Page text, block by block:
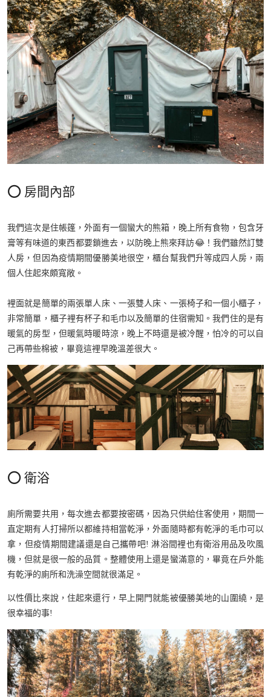
⭕️ 房間內部
我們這次是住帳篷，外面有一個蠻大的熊箱，晚上所有食物，包含牙
膏等有味道的東西都要鎖進去，以防晚上熊來拜訪😂！我們雖然訂雙
人房，但因為疫情期間優勝美地很空，櫃台幫我們升等成四人房，兩
個人住起來頗寬敞。
裡面就是簡單的兩張單人床、一張雙人床、一張椅子和一個小櫃子，
非常簡單，櫃子裡有杯子和毛巾以及簡單的住宿需知。我們住的是有
暖氣的房型，但暖氣時暖時涼，晚上不時還是被冷醒，怕冷的可以自
己再帶些棉被，畢竟這裡早晚溫差很大。
⭕️ 衛浴
廁所需要共用，每次進去都要按密碼，因為只供給住客使用，期間一
直定期有人打掃所以都維持相當乾淨，外面隨時都有乾淨的毛巾可以
拿，但疫情期間建議還是自己攜帶吧! 淋浴間裡也有衛浴用品及吹風
機，但就是很一般的品質。整體使用上還是蠻滿意的，畢竟在戶外能
有乾淨的廁所和洗澡空間就很滿足。
以性價比來說，住起來還行，早上開門就能被優勝美地的山圍繞，是
很幸福的事!